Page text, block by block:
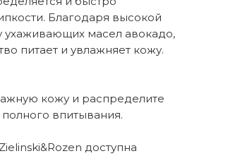
Благодаря высокой
ухаживающих масел авокадо,
питает и увлажняет кожу.
кожу и распределите
впитывания.
доступна